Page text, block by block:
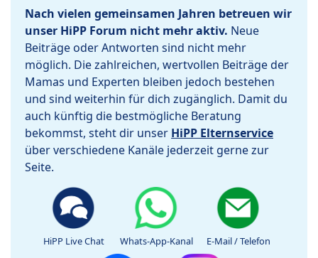
Nach vielen gemeinsamen Jahren betreuen wir
unser HiPP Forum nicht mehr aktiv. Neue
Beiträge oder Antworten sind nicht mehr
möglich. Die zahlreichen, wertvollen Beiträge der
Mamas und Experten bleiben jedoch bestehen
und sind weiterhin für dich zugänglich. Damit du
auch künftig die bestmögliche Beratung
bekommst, steht dir unser HiPP Elternservice
über verschiedene Kanäle jederzeit gerne zur
Seite.
HiPP Live Chat Whats-App-Kanal E-Mail / Telefon